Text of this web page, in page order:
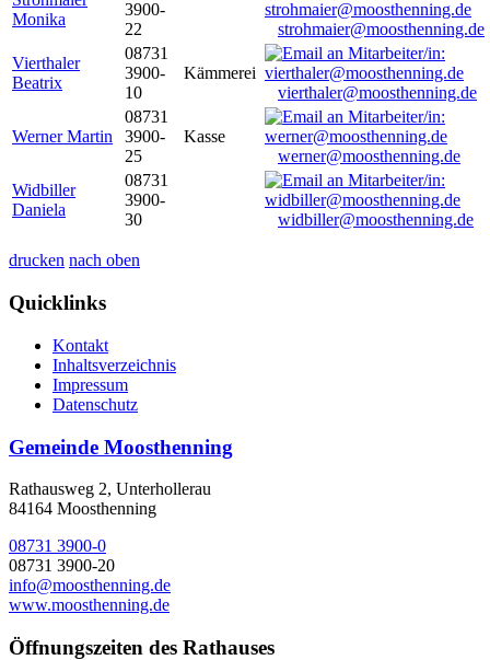
Monika
3900-
22
strohmaier@moosthenning.de
Vierthaler
Beatrix
08731
3900-
10
Kämmerei
vierthaler@moosthenning.de
Werner Martin
08731
3900-
25
Kasse
werner@moosthenning.de
Widbiller
Daniela
08731
3900-
30
widbiller@moosthenning.de
drucken nach oben
Quicklinks
Kontakt
Inhaltsverzeichnis
Impressum
Datenschutz
Gemeinde Moosthenning
Rathausweg 2, Unterhollerau
84164 Moosthenning
08731 3900-0
08731 3900-20
info@moosthenning.de
www.moosthenning.de
Öffnungszeiten des Rathauses